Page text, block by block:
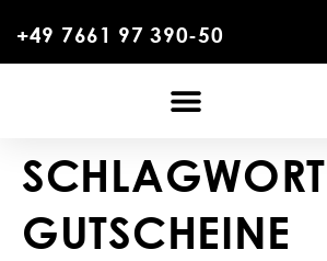
+49 7661 97 390-50
GUTSCHEINE